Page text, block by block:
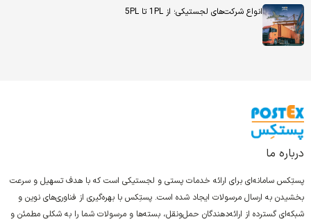
انواع شرکت‌های لجستیکی؛ از 1PL تا 5PL
درباره ما
پستِکس سامانه‌ای برای ارائه خدمات پستی و لجستیکی است که با هدف تسهیل و سرعت
بخشیدن به ارسال مرسولات ایجاد شده است. پستِکس با بهره‌گیری از فناوری‌های نوین و
شبکه‌ای گسترده از ارائه‌دهندگان حمل‌ونقل، بسته‌ها و مرسولات شما را به شکلی مطمئن و